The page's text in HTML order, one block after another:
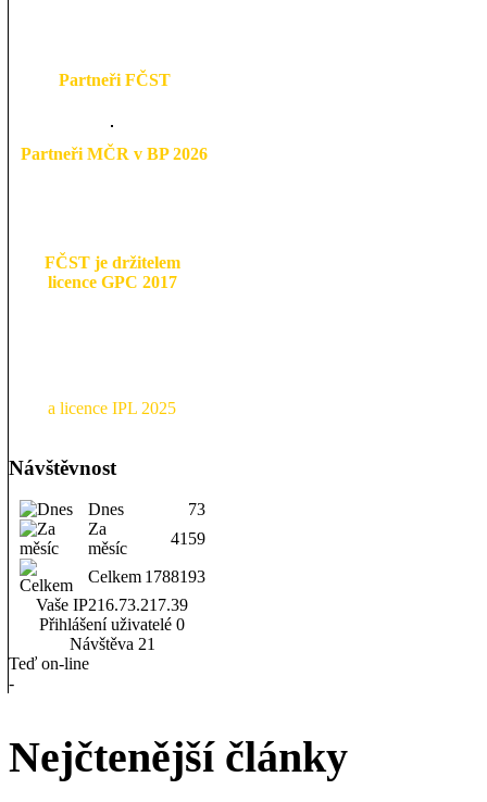
Partneři FČST
Partneři MČR v BP 2026
FČST je držitelem
licence GPC 2017
a licence IPL 2025
Návštěvnost
Dnes
73
Za
měsíc
4159
Celkem 1788193
Vaše IP216.73.217.39
Přihlášení uživatelé 0
Návštěva 21
Teď on-line
-
Nejčtenější články